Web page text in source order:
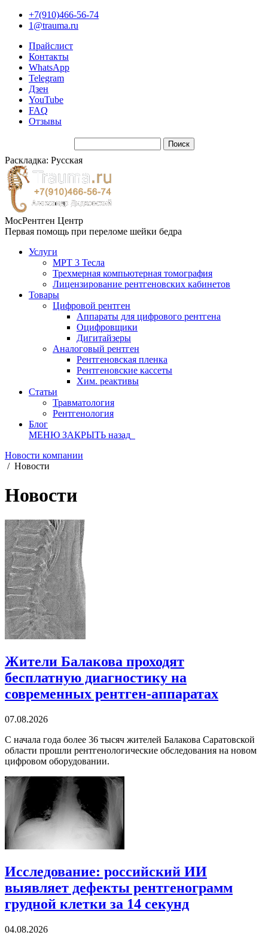
+7(910)466-56-74
1@trauma.ru
Прайслист
Контакты
WhatsApp
Telegram
Дзен
YouTube
FAQ
Отзывы
Раскладка: Русская
МосРентген Центр
Первая помощь при переломе шейки бедра
Услуги
МРТ 3 Тесла
Трехмерная компьютерная томография
Лицензирование рентгеновских кабинетов
Товары
Цифровой рентген
Аппараты для цифрового рентгена
Оцифровщики
Дигитайзеры
Аналоговый рентген
Рентгеновская пленка
Рентгеновские кассеты
Хим. реактивы
Статьи
Травматология
Рентгенология
Блог
МЕНЮ ЗАКРЫТЬ назад
Новости компании
/ Новости
Новости
Жители Балакова проходят
бесплатную диагностику на
современных рентген-аппаратах
07.08.2026
С начала года более 36 тысяч жителей Балакова Саратовской
области прошли рентгенологические обследования на новом
цифровом оборудовании.
Исследование: российский ИИ
выявляет дефекты рентгенограмм
грудной клетки за 14 секунд
04.08.2026